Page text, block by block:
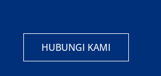
HUBUNGI KAMI